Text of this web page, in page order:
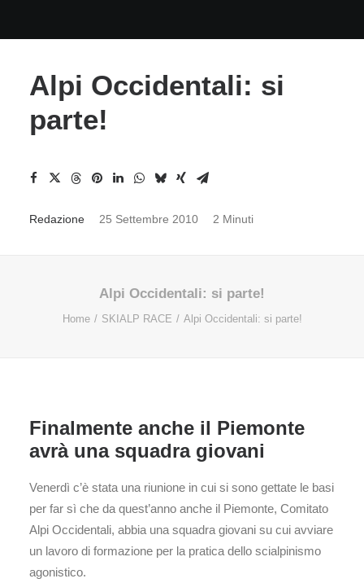
Alpi Occidentali: si
parte!
Redazione 25 Settembre 2010 2 Minuti
Alpi Occidentali: si parte!
Home SKIALP RACE Alpi Occidentali: si parte!
Finalmente anche il Piemonte
avrà una squadra giovani
Venerdì c’è stata una riunione in cui si sono gettate le basi
per far sì che da quest’anno anche il Piemonte, Comitato
Alpi Occidentali, abbia una squadra giovani su cui avviare
un lavoro di formazione per la pratica dello scialpinismo
agonistico.